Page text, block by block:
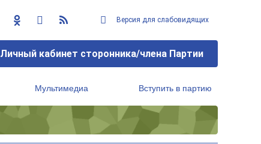
Версия для слабовидящих
Личный кабинет сторонника/члена Партии
Мультимедиа Вступить в партию